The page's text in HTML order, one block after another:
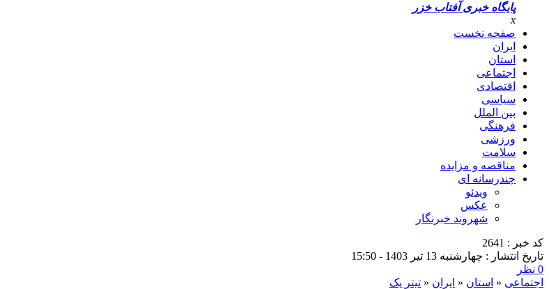
پایگاه خبری آفتاب خزر
x
صفحه نخست
ایران
استان
اجتماعی
اقتصادی
سیاسی
بین الملل
فرهنگی
ورزشی
سلامت
مناقصه و مزایده
چندرسانه ای
ویدئو
عکس
شهروند خبرنگار
کد خبر : 2641
تاریخ انتشار : چهارشنبه 13 تیر 1403 - 15:50
0 نظر
اجتماعی « استان « ایران « تیتر یک